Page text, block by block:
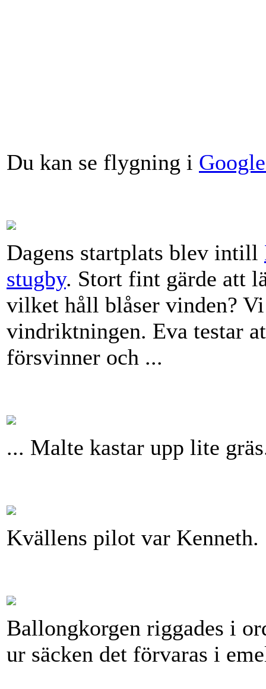
Du kan se flygning i
Dagens startplats blev intill
stugby. Stort fint gärde att
vilket håll blåser vinden?
vindriktningen. Eva testar
försvinner och ...
... Malte kastar upp lite
Kvällens pilot var Kenneth.
Ballongkorgen riggades i
ur säcken det förvaras i